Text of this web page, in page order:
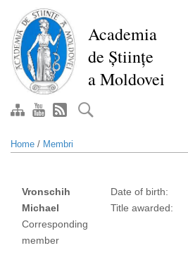
main
content
Academia
de Științe
a Moldovei
Home / Membri
Vronschih
Michael
Corresponding
member
Date of birth:
Title awarded: